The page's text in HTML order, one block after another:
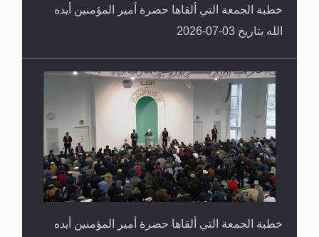
خطبة الجمعة التي ألقاها حضرة أمير المؤمنين أيده
الله بتاريخ 03-07-2026
خطبة الجمعة التي ألقاها حضرة أمير المؤمنين أيده